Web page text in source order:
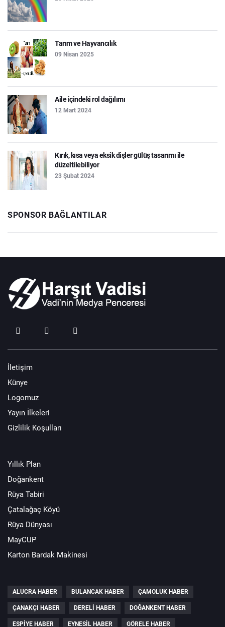
Tarım ve Hayvancılık
09 Nisan 2025
Aile içindeki rol dağılımı
12 Mart 2024
Kırık, kısa veya eksik dişler gülüş tasarımı ile
düzeltilebiliyor
23 Şubat 2024
SPONSOR BAĞLANTILAR
İletişim
Künye
Logomuz
Yayın İlkeleri
Gizlilik Koşulları
Yıllık Plan
Doğankent
Rüya Tabiri
Çatalağaç Köyü
Rüya Dünyası
MayCUP
Karton Bardak Makinesi
ALUCRA HABER BULANCAK HABER ÇAMOLUK HABER
ÇANAKÇI HABER DERELI HABER DOĞANKENT HABER
ESPIYE HABER EYNESIL HABER GÖRELE HABER